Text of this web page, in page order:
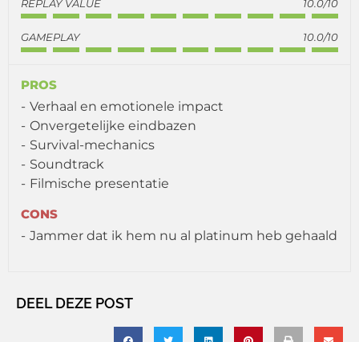
REPLAY VALUE 10.0/10
GAMEPLAY 10.0/10
PROS
Verhaal en emotionele impact
Onvergetelijke eindbazen
Survival-mechanics
Soundtrack
Filmische presentatie
CONS
Jammer dat ik hem nu al platinum heb gehaald
DEEL DEZE POST